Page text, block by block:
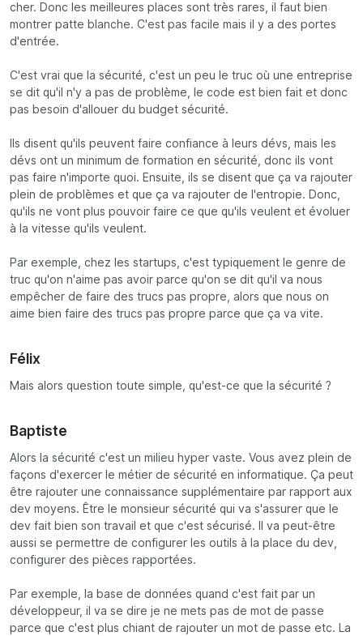
cher. Donc les meilleures places sont très rares, il faut bien
montrer patte blanche. C'est pas facile mais il y a des portes
d'entrée.
C'est vrai que la sécurité, c'est un peu le truc où une entreprise
se dit qu'il n'y a pas de problème, le code est bien fait et donc
pas besoin d'allouer du budget sécurité.
Ils disent qu'ils peuvent faire confiance à leurs dévs, mais les
dévs ont un minimum de formation en sécurité, donc ils vont
pas faire n'importe quoi. Ensuite, ils se disent que ça va rajouter
plein de problèmes et que ça va rajouter de l'entropie. Donc,
qu'ils ne vont plus pouvoir faire ce que qu'ils veulent et évoluer
à la vitesse qu'ils veulent.
Par exemple, chez les startups, c'est typiquement le genre de
truc qu'on n'aime pas avoir parce qu'on se dit qu'il va nous
empêcher de faire des trucs pas propre, alors que nous on
aime bien faire des trucs pas propre parce que ça va vite.
Félix
Mais alors question toute simple, qu'est-ce que la sécurité ?
Baptiste
Alors la sécurité c'est un milieu hyper vaste. Vous avez plein de
façons d'exercer le métier de sécurité en informatique. Ça peut
être rajouter une connaissance supplémentaire par rapport aux
dev moyens. Être le monsieur sécurité qui va s'assurer que le
dev fait bien son travail et que c'est sécurisé. Il va peut-être
aussi se permettre de configurer les outils à la place du dev,
configurer des pièces rapportées.
Par exemple, la base de données quand c'est fait par un
développeur, il va se dire je ne mets pas de mot de passe
parce que c'est plus chiant de rajouter un mot de passe etc. La